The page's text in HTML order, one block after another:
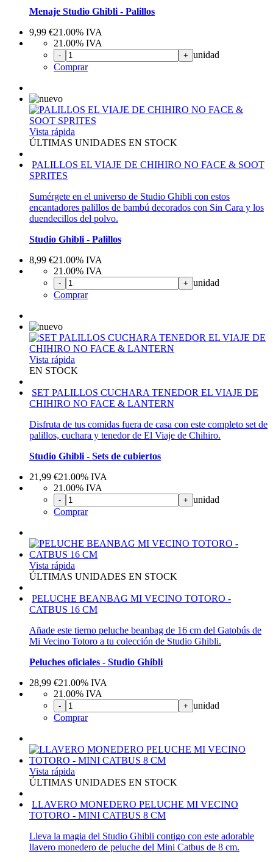
Menaje Studio Ghibli - Palillos
9,99 €21.00% IVA
21.00% IVA
- + unidad
Comprar
Vista rápida
ÚLTIMAS UNIDADES EN STOCK
PALILLOS EL VIAJE DE CHIHIRO NO FACE & SOOT
SPRITES
Sumérgete en el universo de Studio Ghibli con estos
encantadores palillos de bambú decorados con Sin Cara y los
duendecillos del polvo.
Studio Ghibli - Palillos
8,99 €21.00% IVA
21.00% IVA
- + unidad
Comprar
Vista rápida
EN STOCK
SET PALILLOS CUCHARA TENEDOR EL VIAJE DE
CHIHIRO NO FACE & LANTERN
Disfruta de tus comidas fuera de casa con este completo set de
palillos, cuchara y tenedor de El Viaje de Chihiro.
Studio Ghibli - Sets de cubiertos
21,99 €21.00% IVA
21.00% IVA
- + unidad
Comprar
Vista rápida
ÚLTIMAS UNIDADES EN STOCK
PELUCHE BEANBAG MI VECINO TOTORO -
CATBUS 16 CM
Añade este tierno peluche beanbag de 16 cm del Gatobús de
Mi Vecino Totoro a tu colección de Studio Ghibli.
Peluches oficiales - Studio Ghibli
28,99 €21.00% IVA
21.00% IVA
- + unidad
Comprar
Vista rápida
ÚLTIMAS UNIDADES EN STOCK
LLAVERO MONEDERO PELUCHE MI VECINO
TOTORO - MINI CATBUS 8 CM
Lleva la magia del Studio Ghibli contigo con este adorable
llavero monedero de peluche del Mini Catbus de 8 cm.